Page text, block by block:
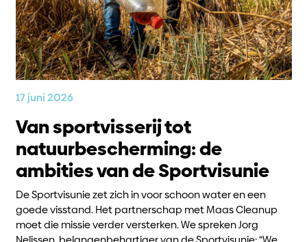
17 juni 2026
Van sportvisserij tot
natuurbescherming: de
ambities van de Sportvisunie
De Sportvisunie zet zich in voor schoon water en een
goede visstand. Het partnerschap met Maas Cleanup
moet die missie verder versterken. We spreken Jorg